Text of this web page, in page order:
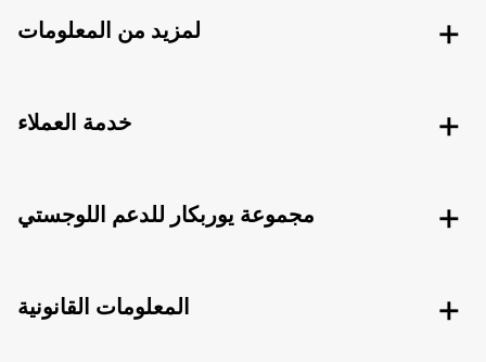
لمزيد من المعلومات
خدمة العملاء
مجموعة يوربكار للدعم اللوجستي
المعلومات القانونية